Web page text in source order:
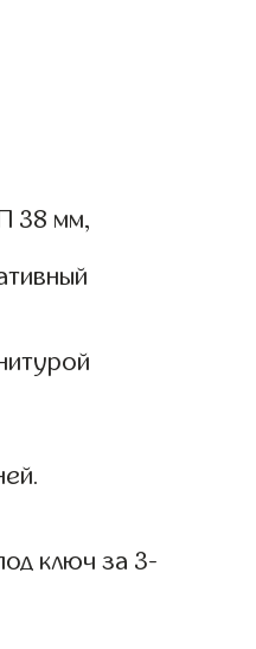
38 мм,
ключ за 3-